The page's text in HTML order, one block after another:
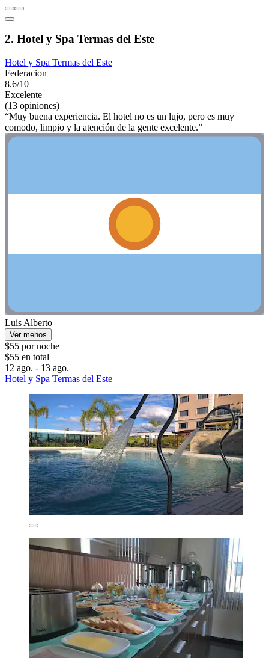
2. Hotel y Spa Termas del Este
Hotel y Spa Termas del Este
Federacion
8.6/10
Excelente
(13 opiniones)
“Muy buena experiencia. El hotel no es un lujo, pero es muy
comodo, limpio y la atención de la gente excelente.”
Luis Alberto
Ver menos
$55 por noche
$55 en total
12 ago. - 13 ago.
Hotel y Spa Termas del Este